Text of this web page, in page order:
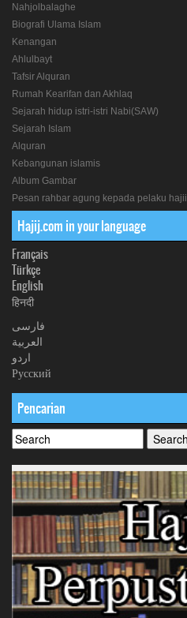
Nahjolbalaghe
Biografi Ulama Islam
Kenangan
Ahlulbayt
Tafsir Alquran
Rumah Kearifan dan Akhlaq
Sejarah hidup istri-istri Nabi(SAW)
Sejarah Islam
Alquran
Kebangunan islamis
Album Gambar
Pesan rahbar agung kepada pelaku hajii
Hajij.com in your language
Français
Türkçe
English
हिनदी
فارسی
العربیة
اردو
Русский
Pencarian